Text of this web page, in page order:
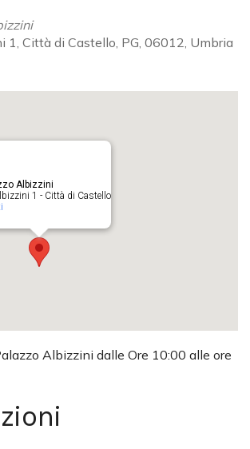
1, Città di Castello, PG, 06012, Umbria
Albizzini
1 - Città di Castello
Albizzini dalle Ore 10:00 alle ore